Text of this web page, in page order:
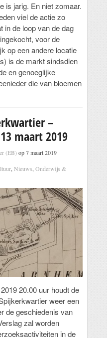
is jarig. En niet zomaar.
viel de actie zo
in de loop van de dag
voor de
op een andere locatie
is de markt sindsdien
en genoeglijke
die van bloemen
–
maart 2019
(EB)op 7 maart 2019
, Nieuws, Onderwijs &
20.00 uur houdt de
weer een
de geschiedenis van
zal worden
in de